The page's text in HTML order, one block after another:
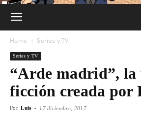
Es
Home Series y TV
Series y TV
“Arde madrid”,
ficción creada por
Por Luis - 17 diciembre, 2017